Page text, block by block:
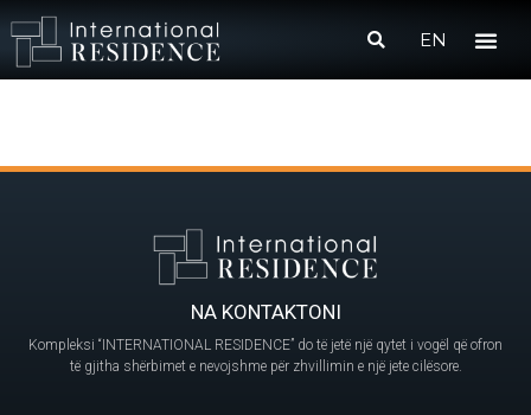
EN
NA KONTAKTONI
Kompleksi “INTERNATIONAL RESIDENCE” do të jetë një qytet i vogël që ofron
të gjitha shërbimet e nevojshme për zhvillimin e një jete cilësore.